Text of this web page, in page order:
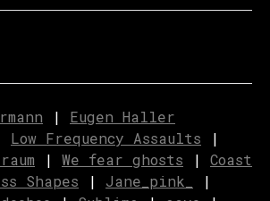
| Eugen Haller
Low Frequency Assaults |
| We fear ghosts | Coast
Shapes | Jane_pink_
|